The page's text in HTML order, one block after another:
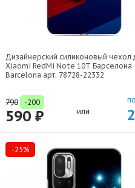
Дизайнерский силиконовый чехол
Xiaomi RedMi Note 10T Барселона
Barcelona арт: 78728-22332
790 -200
590 ₽ или
-25%